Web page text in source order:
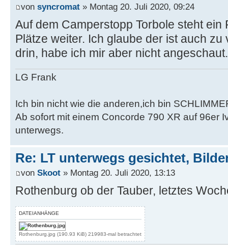
von syncromat » Montag 20. Juli 2020, 09:24
Auf dem Camperstopp Torbole steht
Plätze weiter. Ich glaube der ist auch
drin, habe ich mir aber nicht
LG Frank
Ich bin nicht wie die anderen,ich bin
Ab sofort mit einem Concorde 790 XR auf 96er
unterwegs.
Re: LT unterwegs gesichtet,
von Skoot » Montag 20. Juli 2020, 13:13
Rothenburg ob der Tauber, letztes
DATEIANHÄNGE
Rothenburg.jpg (190.93 KiB) 219983-mal betrachtet